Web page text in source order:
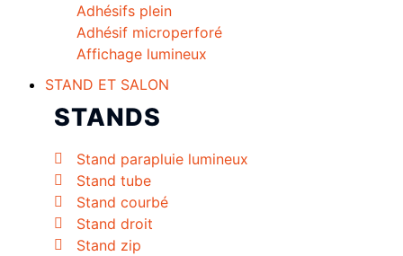
Adhésifs plein
Adhésif microperforé
Affichage lumineux
STAND ET SALON
STANDS
Stand parapluie lumineux
Stand tube
Stand courbé
Stand droit
Stand zip